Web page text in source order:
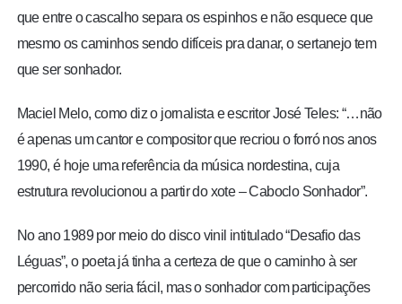
ENQUETE
TV LPB
COLUNISTAS
que entre o cascalho separa os espinhos e não esquece que
mesmo os caminhos sendo difíceis pra danar, o sertanejo tem
que ser sonhador.
Maciel Melo, como diz o jornalista e escritor José Teles: “…não
é apenas um cantor e compositor que recriou o forró nos anos
1990, é hoje uma referência da música nordestina, cuja
estrutura revolucionou a partir do xote – Caboclo Sonhador”.
No ano 1989 por meio do disco vinil intitulado “Desafio das
Léguas”, o poeta já tinha a certeza de que o caminho à ser
percorrido não seria fácil, mas o sonhador com participações